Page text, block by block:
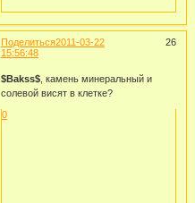
Поделиться 26
2011-03-22
15:56:48
$Bakss$, камень минеральный и
солевой висят в клетке?
0